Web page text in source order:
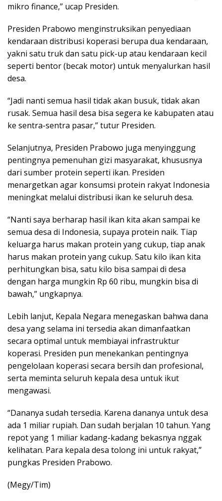
mikro finance,” ucap Presiden.
Presiden Prabowo menginstruksikan penyediaan
kendaraan distribusi koperasi berupa dua kendaraan,
yakni satu truk dan satu pick-up atau kendaraan kecil
seperti bentor (becak motor) untuk menyalurkan hasil
desa.
“Jadi nanti semua hasil tidak akan busuk, tidak akan
rusak. Semua hasil desa bisa segera ke kabupaten atau
ke sentra-sentra pasar,” tutur Presiden.
Selanjutnya, Presiden Prabowo juga menyinggung
pentingnya pemenuhan gizi masyarakat, khususnya
dari sumber protein seperti ikan. Presiden
menargetkan agar konsumsi protein rakyat Indonesia
meningkat melalui distribusi ikan ke seluruh desa.
“Nanti saya berharap hasil ikan kita akan sampai ke
semua desa di Indonesia, supaya protein naik. Tiap
keluarga harus makan protein yang cukup, tiap anak
harus makan protein yang cukup. Satu kilo ikan kita
perhitungkan bisa, satu kilo bisa sampai di desa
dengan harga mungkin Rp 60 ribu, mungkin bisa di
bawah,” ungkapnya.
Lebih lanjut, Kepala Negara menegaskan bahwa dana
desa yang selama ini tersedia akan dimanfaatkan
secara optimal untuk membiayai infrastruktur
koperasi. Presiden pun menekankan pentingnya
pengelolaan koperasi secara bersih dan profesional,
serta meminta seluruh kepala desa untuk ikut
mengawasi.
“Dananya sudah tersedia. Karena dananya untuk desa
ada 1 miliar rupiah. Dan sudah berjalan 10 tahun. Yang
repot yang 1 miliar kadang-kadang bekasnya nggak
kelihatan. Para kepala desa tolong ini untuk rakyat,”
pungkas Presiden Prabowo.
(Megy/Tim)